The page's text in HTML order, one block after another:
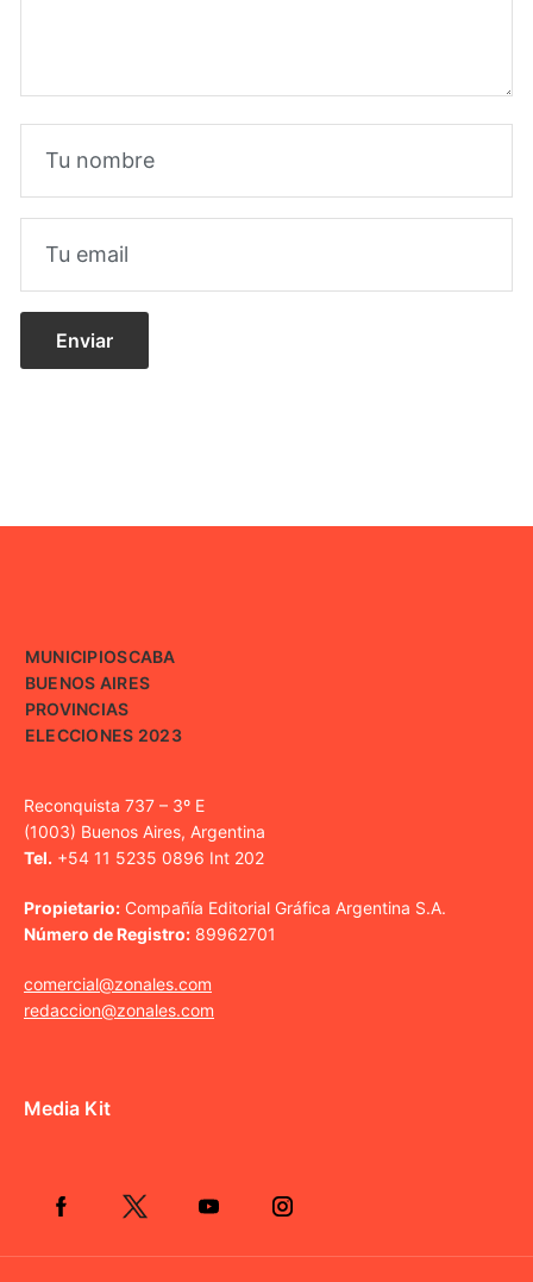
MUNICIPIOSCABA
BUENOS AIRES
PROVINCIAS
ELECCIONES 2023
Reconquista 737 – 3º E
(1003) Buenos Aires, Argentina
Tel. +54 11 5235 0896 Int 202
Propietario: Compañía Editorial Gráfica Argentina S.A.
Número de Registro: 89962701
comercial@zonales.com
redaccion@zonales.com
Media Kit